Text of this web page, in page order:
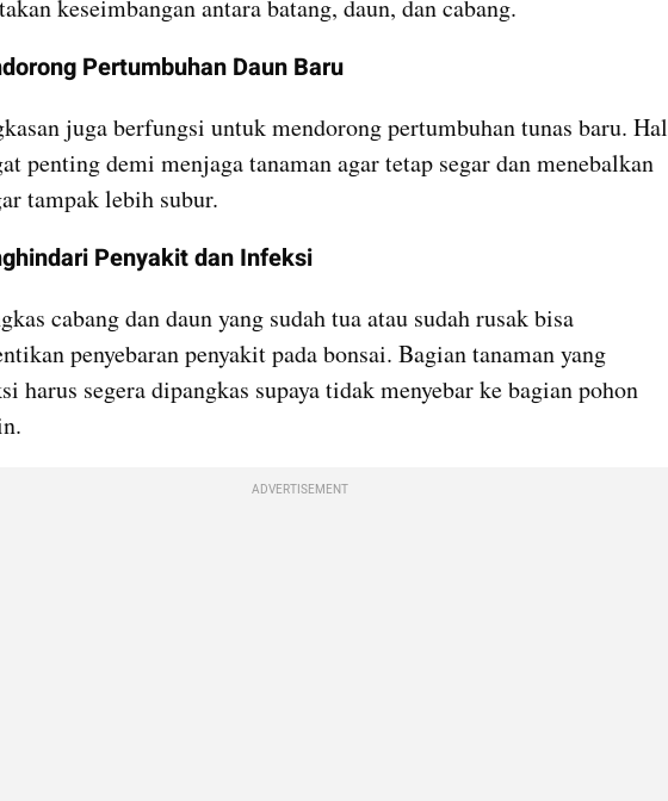
keseimbangan antara batang, daun, dan cabang.
Pertumbuhan Daun Baru
juga berfungsi untuk mendorong pertumbuhan tunas baru. Hal
penting demi menjaga tanaman agar tetap segar dan menebalkan
tampak lebih subur.
Penyakit dan Infeksi
cabang dan daun yang sudah tua atau sudah rusak bisa
penyebaran penyakit pada bonsai. Bagian tanaman yang
harus segera dipangkas supaya tidak menyebar ke bagian pohon
ADVERTISEMENT